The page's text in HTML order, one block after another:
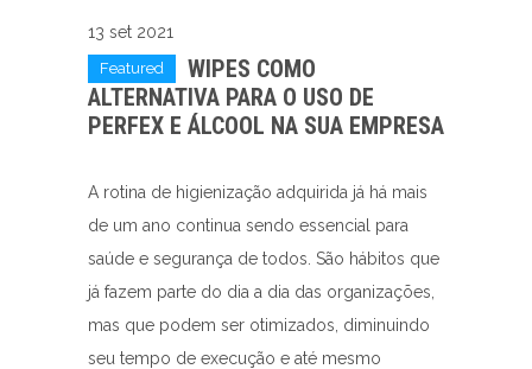
13 set 2021
Featured
WIPES COMO
ALTERNATIVA PARA O USO DE
PERFEX E ÁLCOOL NA SUA EMPRESA
A rotina de higienização adquirida já há mais
de um ano continua sendo essencial para
saúde e segurança de todos. São hábitos que
já fazem parte do dia a dia das organizações,
mas que podem ser otimizados, diminuindo
seu tempo de execução e até mesmo